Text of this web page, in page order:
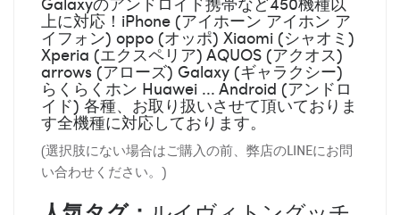
上に対応！iPhone (アイホーン アイホン ア
イフォン) oppo (オッポ) Xiaomi (シャオミ)
Xperia (エクスペリア) AQUOS (アクオス)
arrows (アローズ) Galaxy (ギャラクシー)
らくらくホン Huawei ... Android (アンドロ
イド) 各種、お取り扱いさせて頂いておりま
す全機種に対応しております。
(選択肢にない場合はご購入の前、弊店のLINEにお問
い合わせください。)